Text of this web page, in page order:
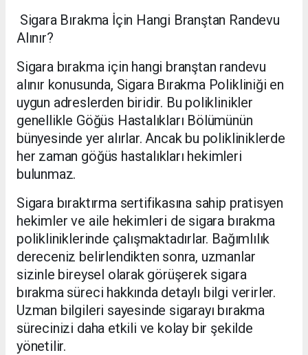
Sigara Bırakma İçin Hangi Branştan Randevu
Alınır?
Sigara bırakma için hangi branştan randevu
alınır konusunda, Sigara Bırakma Polikliniği en
uygun adreslerden biridir. Bu poliklinikler
genellikle Göğüs Hastalıkları Bölümünün
bünyesinde yer alırlar. Ancak bu polikliniklerde
her zaman göğüs hastalıkları hekimleri
bulunmaz.
Sigara bıraktırma sertifikasına sahip pratisyen
hekimler ve aile hekimleri de sigara bırakma
polikliniklerinde çalışmaktadırlar. Bağımlılık
dereceniz belirlendikten sonra, uzmanlar
sizinle bireysel olarak görüşerek sigara
bırakma süreci hakkında detaylı bilgi verirler.
Uzman bilgileri sayesinde sigarayı bırakma
sürecinizi daha etkili ve kolay bir şekilde
yönetilir.